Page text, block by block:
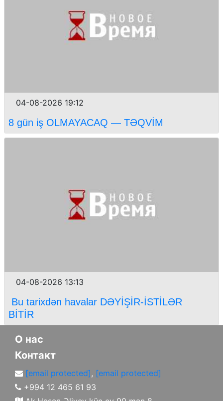
04-08-2026 19:12
8 gün iş OLMAYACAQ — TƏQVİM
04-08-2026 13:13
Bu tarixdən havalar DƏYİŞİR-İSTİLƏR
BİTİR
О нас
Контакт
[email protected], [email protected]
+994 12 465 61 93